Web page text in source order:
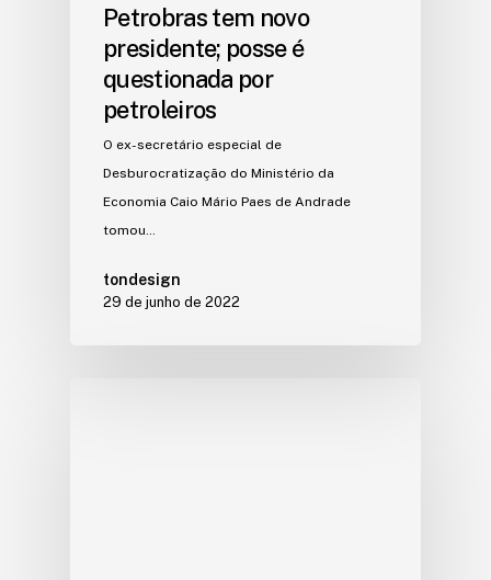
Petrobras tem novo
presidente; posse é
questionada por
petroleiros
O ex-secretário especial de
Desburocratização do Ministério da
Economia Caio Mário Paes de Andrade
tomou…
tondesign
29 de junho de 2022